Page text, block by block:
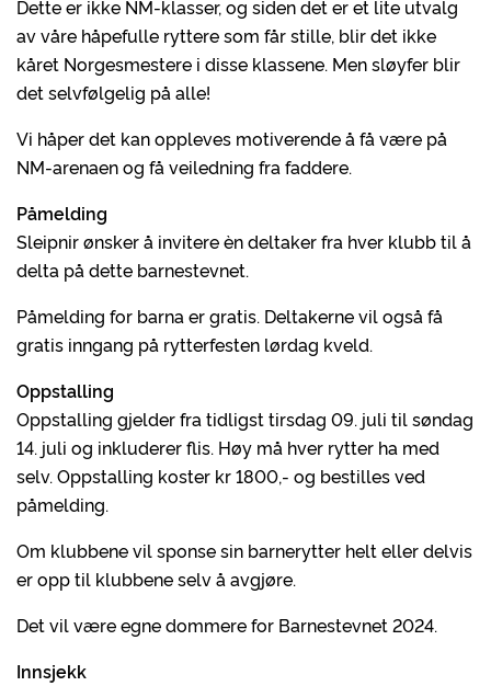
Dette er ikke NM-klasser, og siden det er et lite utvalg
av våre håpefulle ryttere som får stille, blir det ikke
kåret Norgesmestere i disse klassene. Men sløyfer blir
det selvfølgelig på alle!
Vi håper det kan oppleves motiverende å få være på
NM-arenaen og få veiledning fra faddere.
Påmelding
Sleipnir ønsker å invitere èn deltaker fra hver klubb til å
delta på dette barnestevnet.
Påmelding for barna er gratis. Deltakerne vil også få
gratis inngang på rytterfesten lørdag kveld.
Oppstalling
Oppstalling gjelder fra tidligst tirsdag 09. juli til søndag
14. juli og inkluderer flis. Høy må hver rytter ha med
selv. Oppstalling koster kr 1800,- og bestilles ved
påmelding.
Om klubbene vil sponse sin barnerytter helt eller delvis
er opp til klubbene selv å avgjøre.
Det vil være egne dommere for Barnestevnet 2024.
Innsjekk